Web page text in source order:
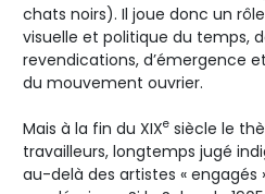
chats noirs). Il joue donc un
visuelle et politique du temps,
revendications, d’émergence
du mouvement ouvrier.
Mais à la fin du XIXe siècle le
travailleurs, longtemps jugé
au-delà des artistes « engagés